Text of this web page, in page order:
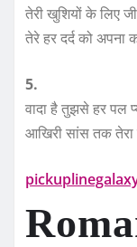
तेरी खुशियों के लिए
तेरे हर दर्द को अपना
5.
वादा है तुझसे हर पल
आखिरी सांस तक तेरा